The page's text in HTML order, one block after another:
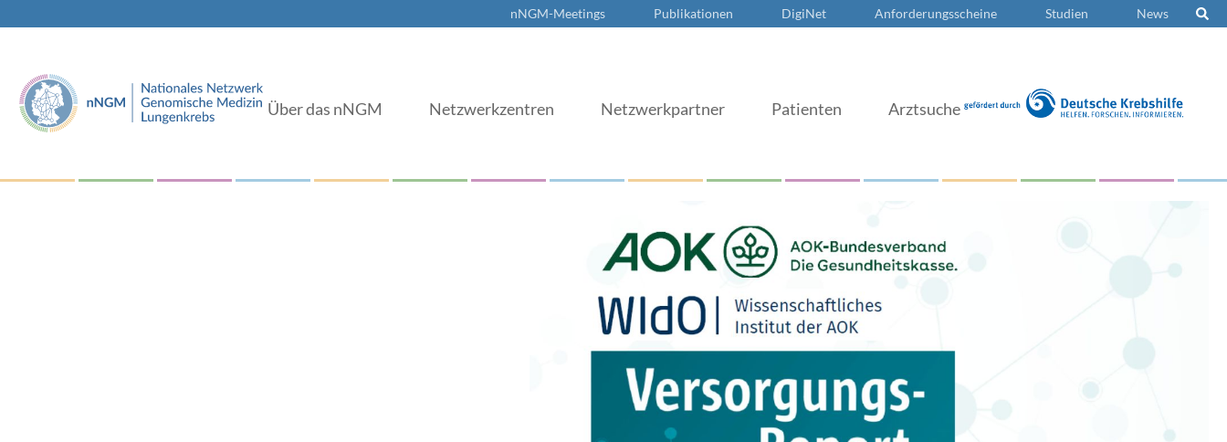
nNGM-Meetings Publikationen DigiNet Anforderungsscheine Studien News
Über das nNGM Netzwerkzentren Netzwerkpartner Patienten Arztsuche